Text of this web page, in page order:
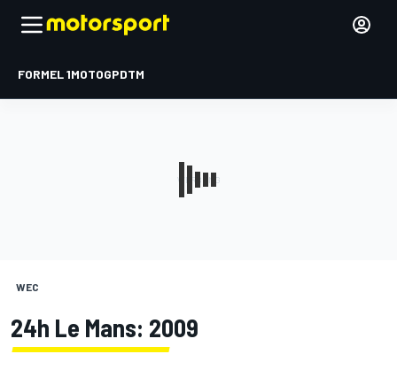
FORMEL 1MOTOGPDTM
WEC
24h Le Mans: 2009